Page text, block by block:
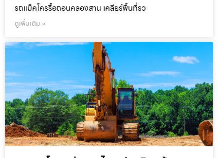
รถแม็คโครรื้อถอนคลองสาน เคลียร์พื้นที่รว
ดูเพิ่มเติม »